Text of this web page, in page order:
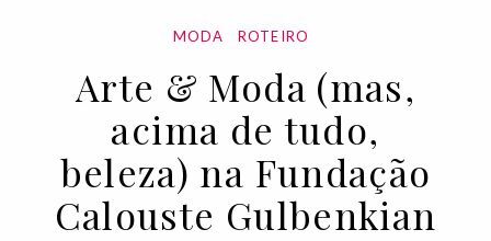
MODA ROTEIRO
Arte & Moda (mas,
acima de tudo,
beleza) na Fundação
Calouste Gulbenkian